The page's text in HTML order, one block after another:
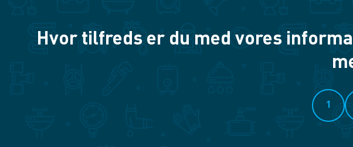
Hvor tilfreds er du med vores
1